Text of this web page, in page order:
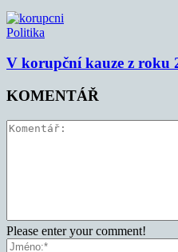
Politika
V korupční kauze z roku
KOMENTÁŘ
Please enter your comment!